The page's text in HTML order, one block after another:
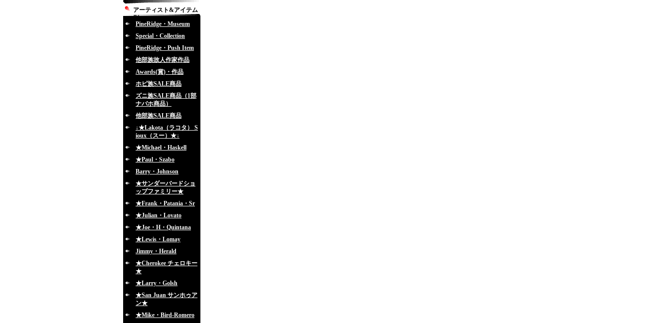
アーティスト&アイテム
別
PineRidge・Museum
Special・Collection
PineRidge・Push Item
他部族故人作家作品
Awards(賞)・作品
ホピ族SALE商品
ズニ族SALE商品（1部
ナバホ商品）
他部族SALE商品
↓★Lakota（ラコタ） S
ioux（スー）★↓
★Michael・Haskell
★Paul・Szabo
Barry・Johnson
★サンダーバードショ
ップファミリー★
★Frank・Patania・Sr
★Julian・Lovato
★Joe・H・Quintana
★Lewis・Lomay
Jimmy・Herald
★Cherokee チェロキー
★
★Larry・Golsh
★San Juan サンホゥア
ン★
★Mike・Bird-Romero